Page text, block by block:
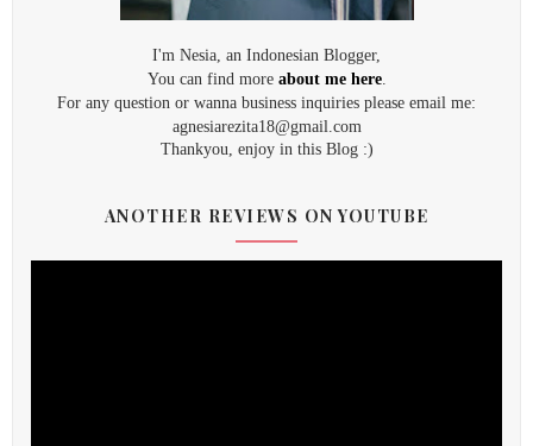
I'm Nesia, an Indonesian Blogger,
You can find more about me here.
For any question or wanna business inquiries please email me:
agnesiarezita18@gmail.com
Thankyou, enjoy in this Blog :)
ANOTHER REVIEWS ON YOUTUBE